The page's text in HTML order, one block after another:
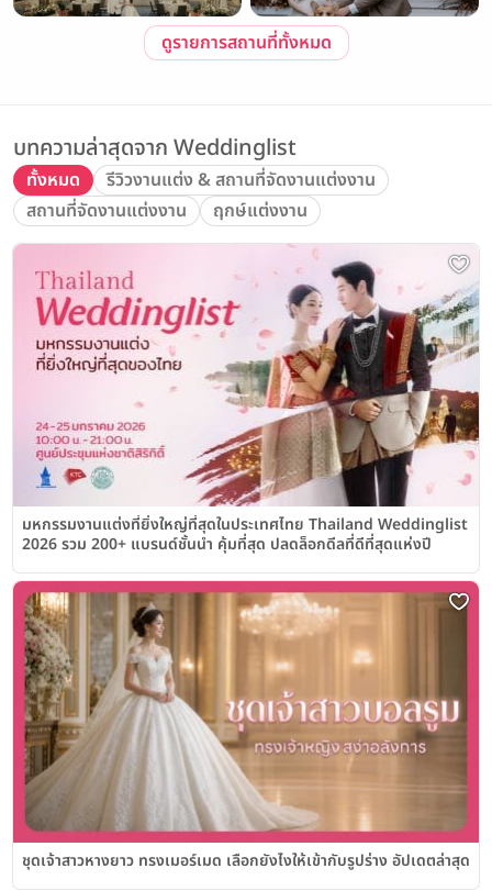
ดูรายการสถานที่ทั้งหมด
บทความล่าสุดจาก Weddinglist
ทั้งหมด
รีวิวงานแต่ง & สถานที่จัดงานแต่งงาน
สถานที่จัดงานแต่งงาน
ฤกษ์แต่งงาน
มหกรรมงานแต่งที่ยิ่งใหญ่ที่สุดในประเทศไทย Thailand Weddinglist
2026 รวม 200+ แบรนด์ชั้นนำ คุ้มที่สุด ปลดล็อกดีลที่ดีที่สุดแห่งปี
ชุดเจ้าสาวหางยาว ทรงเมอร์เมด เลือกยังไงให้เข้ากับรูปร่าง อัปเดตล่าสุด